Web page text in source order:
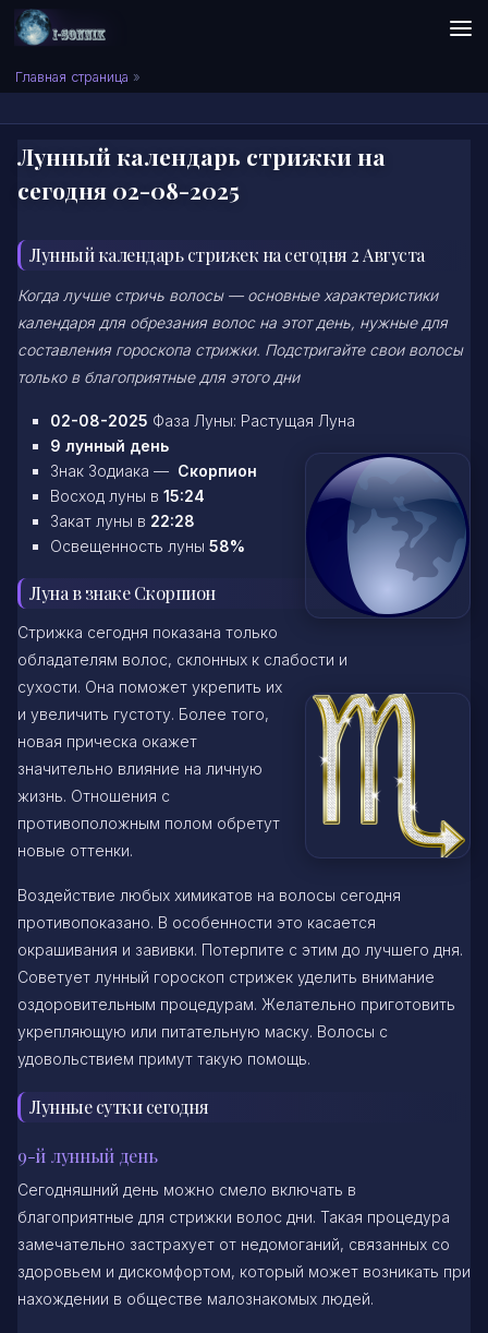
Skip to content
Сонник I-SONNIK.COM
Главная страница »
Лунный календарь стрижки на
сегодня 02-08-2025
Лунный календарь стрижек на сегодня 2 Августа
Когда лучше стричь волосы — основные характеристики
календаря для обрезания волос на этот день, нужные для
составления гороскопа стрижки. Подстригайте свои волосы
только в благоприятные для этого дни
02-08-2025 Фаза Луны: Растущая Луна
9 лунный день
Знак Зодиака — Скорпион
Восход луны в 15:24
Закат луны в 22:28
Освещенность луны 58%
Луна в знаке Скорпион
Стрижка сегодня показана только
обладателям волос, склонных к слабости и
сухости. Она поможет укрепить их
и увеличить густоту. Более того,
новая прическа окажет
значительно влияние на личную
жизнь. Отношения с
противоположным полом обретут
новые оттенки.
Воздействие любых химикатов на волосы сегодня
противопоказано. В особенности это касается
окрашивания и завивки. Потерпите с этим до лучшего дня.
Советует лунный гороскоп стрижек уделить внимание
оздоровительным процедурам. Желательно приготовить
укрепляющую или питательную маску. Волосы с
удовольствием примут такую помощь.
Лунные сутки сегодня
9-й лунный день
Сегодняшний день можно смело включать в
благоприятные для стрижки волос дни. Такая процедура
замечательно застрахует от недомоганий, связанных со
здоровьем и дискомфортом, который может возникать при
нахождении в обществе малознакомых людей.